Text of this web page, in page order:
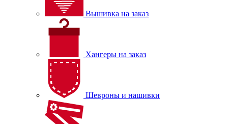
Вышивка на заказ
Хангеры на заказ
Шевроны и нашивки